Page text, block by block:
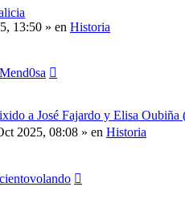
13:50 » en Historia
Mend0sa
a José Fajardo y Elisa Oubiña
2025, 08:08 » en Historia
cientovolando